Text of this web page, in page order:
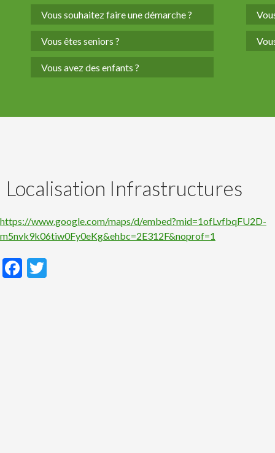
Vous souhaitez faire une démarche ?
Vous êtes seniors ?
Vous avez des enfants ?
Localisation Infrastructures
https://www.google.com/maps/d/embed?mid=1ofLvfbqFU2D-
m5nvk9k06tiw0Fy0eKg&ehbc=2E312F&noprof=1
F